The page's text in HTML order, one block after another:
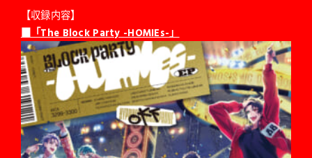
【収録内容】
■「The Block Party -HOMIEs-」